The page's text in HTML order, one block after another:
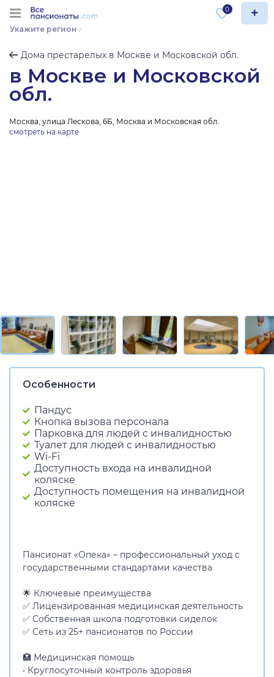
Укажите регион
0
Дома престарелых в Москве и Московской обл.
в Москве и Московской
обл.
Москва, улица Лескова, 6Б, Москва и Московская обл.
смотреть на карте
Особенности
Пандус
Кнопка вызова персонала
Парковка для людей с инвалидностью
Туалет для людей с инвалидностью
Wi-Fi
Доступность входа на инвалидной
коляске
Доступность помещения на инвалидной
коляске
Пансионат «Опека» – профессиональный уход с
государственными стандартами качества
🌟 Ключевые преимущества
✅ Лицензированная медицинская деятельность
✅ Собственная школа подготовки сиделок
✅ Сеть из 25+ пансионатов по России
🏥 Медицинская помощь
• Круглосуточный контроль здоровья